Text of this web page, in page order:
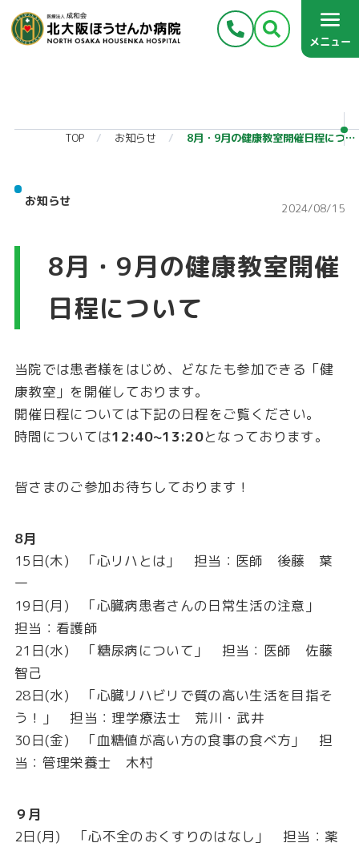
メニュー
TOP お知らせ 8月・9月の健康教室開催日程について
お知らせ 2024/08/15
8月・9月の健康教室開催
日程について
当院では患者様をはじめ、どなたも参加できる「健
康教室」を開催しております。
開催日程については下記の日程をご覧ください。
時間については12:40~13:20となっております。
皆さまのご参加お待ちしております！
8月
15日(木) 「心リハとは」 担当：医師 後藤 葉
一
19日(月) 「心臓病患者さんの日常生活の注意」
担当：看護師
21日(水) 「糖尿病について」 担当：医師 佐藤
智己
28日(水) 「心臓リハビリで質の高い生活を目指そ
う！」 担当：理学療法士 荒川・武井
30日(金) 「血糖値が高い方の食事の食べ方」 担
当：管理栄養士 木村
９月
2日(月) 「心不全のおくすりのはなし」 担当：薬